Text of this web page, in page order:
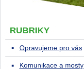
RUBRIKY
Opravujeme pro vás
Komunikace a mosty